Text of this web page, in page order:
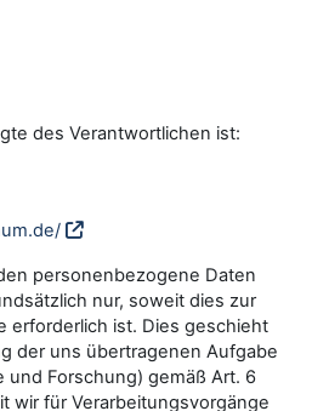
des Verantwortlichen ist:
personenbezogene Daten
nur, soweit dies zur
erforderlich ist. Dies geschieht
der uns übertragenen Aufgabe
Forschung) gemäß Art. 6
wir für Verarbeitungsvorgänge